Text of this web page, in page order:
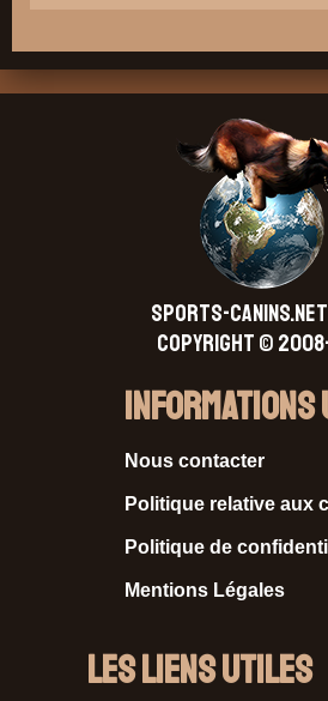
SPORTS-
Copyright ©
Informations
Nous contacter
Politique relative aux
Politique de
Mentions Légales
Les liens utiles